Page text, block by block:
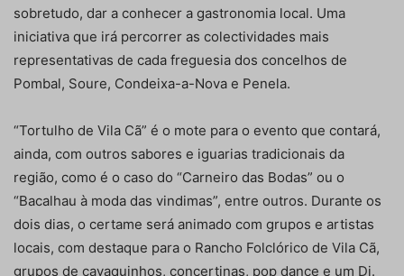
sobretudo, dar a conhecer a gastronomia local. Uma
iniciativa que irá percorrer as colectividades mais
representativas de cada freguesia dos concelhos de
Pombal, Soure, Condeixa-a-Nova e Penela.
“Tortulho de Vila Cã” é o mote para o evento que contará,
ainda, com outros sabores e iguarias tradicionais da
região, como é o caso do “Carneiro das Bodas” ou o
“Bacalhau à moda das vindimas”, entre outros. Durante os
dois dias, o certame será animado com grupos e artistas
locais, com destaque para o Rancho Folclórico de Vila Cã,
grupos de cavaquinhos, concertinas, pop dance e um Dj.